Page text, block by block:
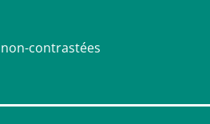
contrastées